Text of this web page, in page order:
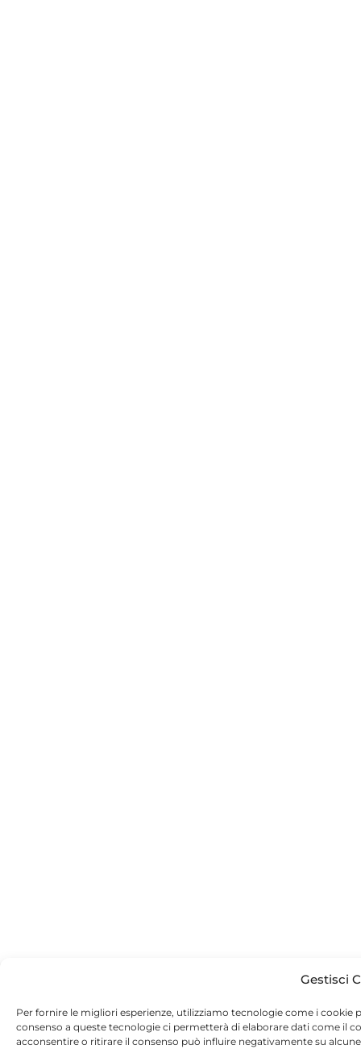
Gestisci
Per fornire le migliori esperienze, utilizziamo tecnologie come i
consenso a queste tecnologie ci permetterà di elaborare dati come il
acconsentire o ritirare il consenso può influire negativamente su